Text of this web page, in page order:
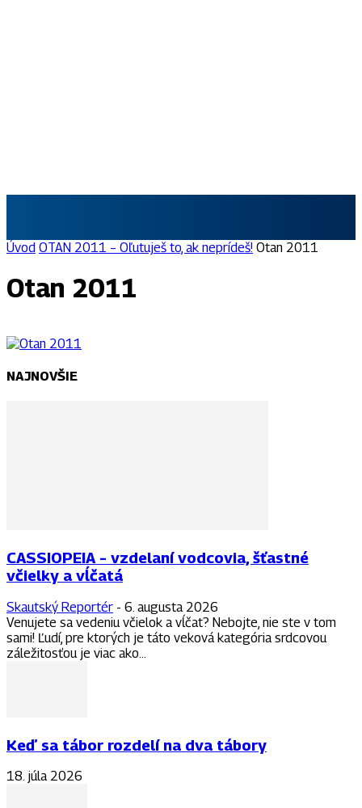
Úvod OTAN 2011 – Oľutuješ to, ak neprídeš! Otan 2011
Otan 2011
NAJNOVŠIE
CASSIOPEIA – vzdelaní vodcovia, šťastné
včielky a vĺčatá
Skautský Reportér - 6. augusta 2026
Venujete sa vedeniu včielok a vĺčat? Nebojte, nie ste v tom
sami! Ľudí, pre ktorých je táto veková kategória srdcovou
záležitosťou je viac ako...
Keď sa tábor rozdelí na dva tábory
18. júla 2026